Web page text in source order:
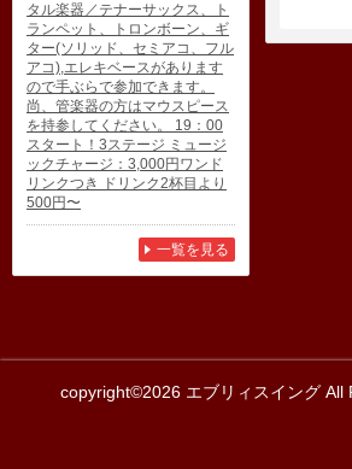
タル楽器／テナーサックス、ト
ランペット、トロンボーン、ギ
ター(ソリッド、セミアコ、フル
アコ),エレキベースがあります
ので手ぶらで参加できます。
尚、管楽器の方はマウスピース
を持参してください。 19：00
スタート！3ステージ ミュージ
ックチャージ：3,000円ワンド
リンクつき ドリンク2杯目より
500円〜
一覧を見る
copyright©2026 エブリィスイング All